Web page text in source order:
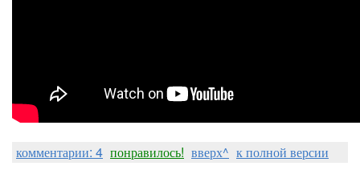
комментарии: 4 понравилось! вверх^ к полной версии